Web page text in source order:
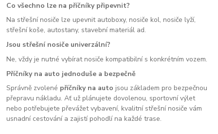
Co všechno lze na příčníky připevnit?
Na střešní nosiče lze upevnit autoboxy, nosiče kol, nosiče lyží,
střešní koše, autostany, stavební materiál ad.
Jsou střešní nosiče univerzální?
Ne, vždy je nutné vybírat nosiče kompatibilní s konkrétním vozem.
Příčníky na auto jednoduše a bezpečně
Správně zvolené příčníky na auto jsou základem pro bezpečnou
přepravu nákladu. Ať už plánujete dovolenou, sportovní výlet
nebo potřebujete převážet vybavení, kvalitní střešní nosiče vám
usnadní cestování a zajistí pohodlí na každé trase.